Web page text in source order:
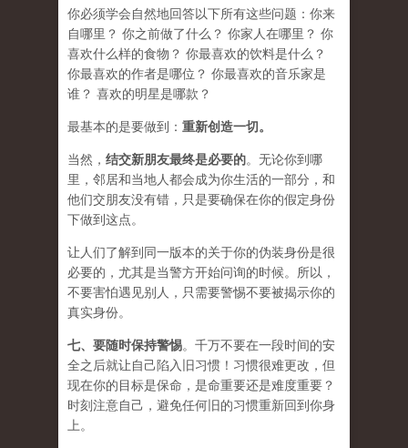
你必须学会​​自然地回答以下所有这些问题：你来
自哪里？ 你之前做了什么？ 你家人在哪里？ 你
喜欢什么样的食物？ 你最喜欢的饮料是什么？
你最喜欢的作者是哪位？ 你最喜欢的音乐家是
谁？ 喜欢的明星是哪款？
最基本的是要做到： 重新创造一切。
当然， 结交新朋友最终是必要的。无论你到哪
里，邻居和当地人都会成为你生活的一部分，和
他们交朋友没有错，只是要确保在你的假定身份
下做到这点。
让人们了解到同一版本的关于你的伪装身份是很
必要的，尤其是当警方开始问询的时候。所以，
不要害怕遇见别人，只需要警惕不要被揭示你的
真实身份。
七、要随时保持警惕。千万不要在一段时间的安
全之后就让自己陷入旧习惯！习惯很难更改，但
现在你的目标是保命，是命重要还是难度重要？
时刻注意自己，避免任何旧的习惯重新回到你身
上。